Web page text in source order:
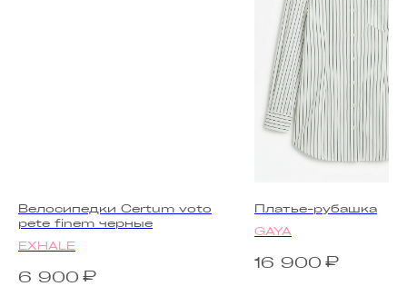
Велосипедки Certum voto
pete finem черные
EXHALE
6 900 ₽
Платье-рубашка
GAYA
16 900 ₽